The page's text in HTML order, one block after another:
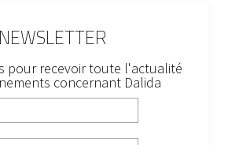
NEWSLETTER
pour recevoir toute l'actualité
concernant Dalida